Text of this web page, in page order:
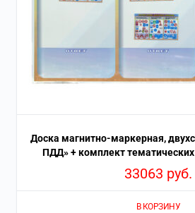
Доска магнитно-маркерная,
ПДД» + комплект
33063 руб.
В КОРЗИНУ